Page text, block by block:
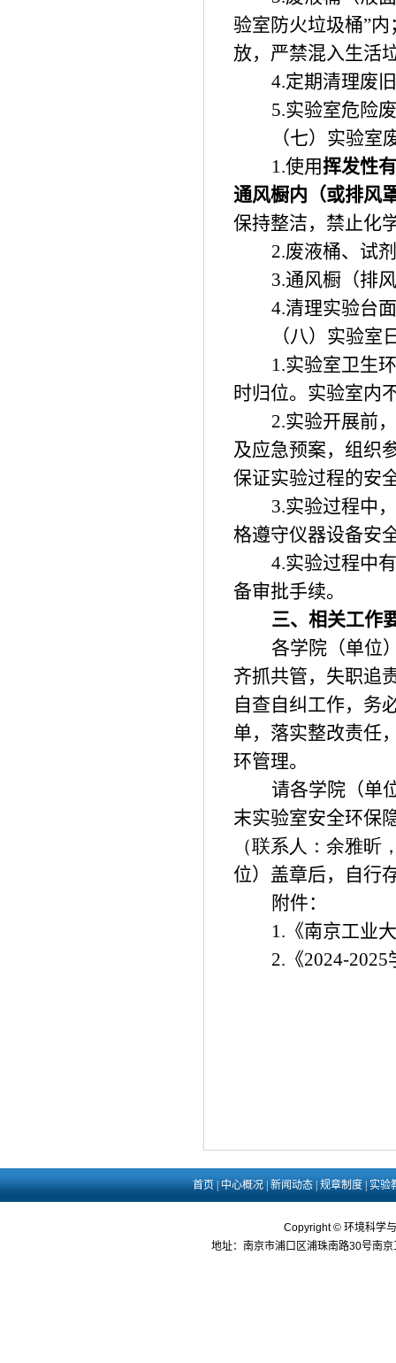
验室防火垃圾桶”
放，严禁混入生活
4.定期清理废
5.实验室危险
（七）实验室
1.使用挥发性
通风橱内（或排风
保持整洁，禁止化
2.废液桶、试
3.通风橱（排
4.清理实验台
（八）实验室
1.实验室卫生
时归位。实验室内
2.实验开展前
及应急预案，组织
保证实验过程的安
3.实验过程中
格遵守仪器设备安
4.实验过程中
备审批手续。
三、相关工作
各学院（单位
齐抓共管，失职追
自查自纠工作，务
单，落实整改责任
环管理。
请各学院（单
末实验室安全环保
（联系人：余雅昕
位）盖章后，自行
附件：
1. 《南京工业
2. 《2024-2025
首页|中心概况|新闻动态|规章制度|实验
Copyright © 环境科学
地址：南京市浦口区浦珠南路30号南